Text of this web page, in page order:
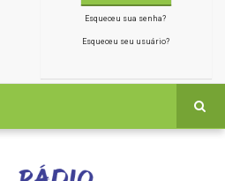
Esqueceu sua senha?
Esqueceu seu usuário?